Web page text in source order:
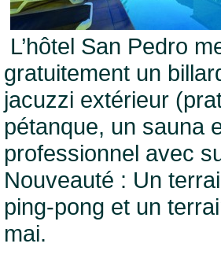
L’hôtel San Pedro
gratuitement un
jacuzzi extérieur
pétanque, un sauna
professionnel avec
Nouveauté : Un
ping-pong et un
mai.